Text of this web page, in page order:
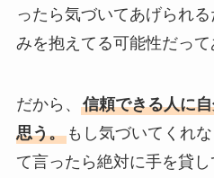
ったら気づいてあげられ
みを抱えてる可能性だって
だから、 信頼できる人に
思う。もし気づいてくれ
て言ったら絶対に手を貸し